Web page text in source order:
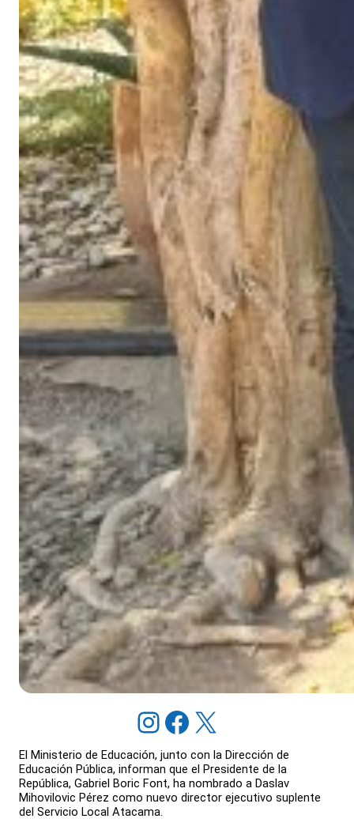
Instagram Facebook X
El Ministerio de Educación, junto con la Dirección de
Educación Pública, informan que el Presidente de la
República, Gabriel Boric Font, ha nombrado a Daslav
Mihovilovic Pérez como nuevo director ejecutivo suplente
del Servicio Local Atacama.